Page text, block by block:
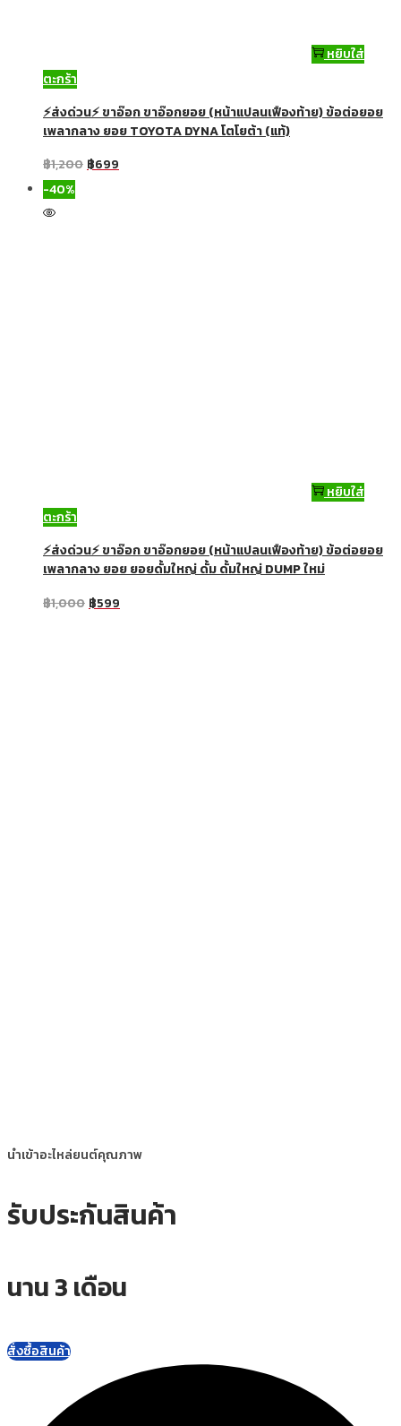
หยิบใส่
ตะกร้า
⚡ส่งด่วน⚡ ขาอ๊อก ขาอ๊อกยอย (หน้าแปลนเฟืองท้าย) ข้อต่อยอย
เพลากลาง ยอย TOYOTA DYNA โตโยต้า (แท้)
฿1,200฿699
-40%
หยิบใส่
ตะกร้า
⚡ส่งด่วน⚡ ขาอ๊อก ขาอ๊อกยอย (หน้าแปลนเฟืองท้าย) ข้อต่อยอย
เพลากลาง ยอย ยอยดั้มใหญ่ ดั้ม ดั้มใหญ่ DUMP ใหม่
฿1,000 ฿599
นำเข้าอะไหล่ยนต์คุณภาพ
รับประกันสินค้า
นาน 3 เดือน
สั่งซื้อสินค้า